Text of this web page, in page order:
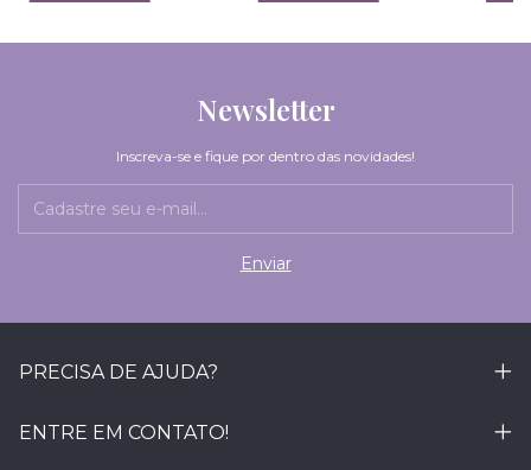
Newsletter
Inscreva-se e fique por dentro das novidades!
PRECISA DE AJUDA?
ENTRE EM CONTATO!